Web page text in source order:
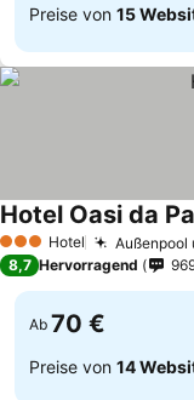
Preise von 15
3 SterneHotel Außenpool
Hotel Oasi da
8,7 Hervorragend
Ab 70 €
Preise von 14